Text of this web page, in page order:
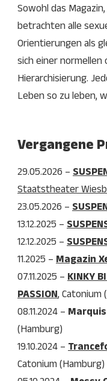
Sowohl das
betrachten alle
Orientierungen als
sich einer
Hierarchisierung.
Leben so zu leben,
Vergangene
29.05.2026 –
Staatstheater
23.05.2026 –
13.12.2025 –
12.12.2025 –
11.2025 –Magazin
07.11.2025 –KINKY
PASSION, Catonium
08.11.2024 –
(Hamburg)
19.10.2024 –
Catonium (Hamburg)